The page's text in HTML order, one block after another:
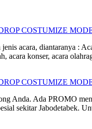
acara, diantaranya :
acara konser, acara
Anda. Ada PROMO
sekitar